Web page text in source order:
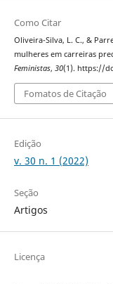
Como Citar
Oliveira-Silva, L. C., &
mulheres em carreiras
Feministas, 30(1). https://
Fomatos de Citação
Edição
v. 30 n. 1 (2022)
Seção
Artigos
Licença